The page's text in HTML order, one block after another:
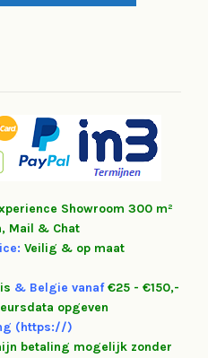
Showroom 300 m²
Mail & Chat
Veilig & op maat
& Belgie vanaf €25 - €150,-
opgeven
(https://)
betaling mogelijk zonder